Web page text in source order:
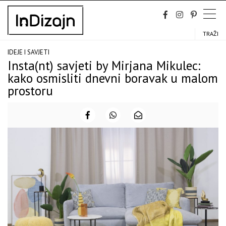
Skip
content
TRAŽI
IDEJE I SAVJETI
Insta(nt) savjeti by Mirjana Mikulec:
kako osmisliti dnevni boravak u malom
prostoru